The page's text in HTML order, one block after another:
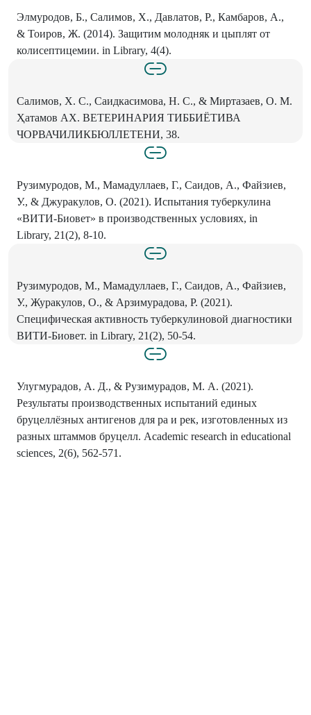
Элмуродов, Б., Салимов, X., Давлатов, P., Камбаров, A.,
& Тоиров, Ж. (2014). Защитим молодняк и цыплят от
колисептицемии. in Library, 4(4).
Салимов, X. С., Саидкасимова, Н. С., & Миртазаев, О. М.
Ҳатамов АХ. ВЕТЕРИНАРИЯ ТИББИЁТИВА
ЧОРВАЧИЛИКБЮЛЛЕТЕНИ, 38.
Рузимуродов, М., Мамадуллаев, Г., Саидов, А., Файзиев,
У., & Джуракулов, О. (2021). Испытания туберкулина
«ВИТИ-Биовет» в производственных условиях, in
Library, 21(2), 8-10.
Рузимуродов, М., Мамадуллаев, Г., Саидов, А., Файзиев,
У., Журакулов, О., & Арзимурадова, Р. (2021).
Специфическая активность туберкулиновой диагностики
ВИТИ-Биовет. in Library, 21(2), 50-54.
Улугмурадов, А. Д., & Рузимурадов, М. А. (2021).
Результаты производственных испытаний единых
бруцеллёзных антигенов для ра и рек, изготовленных из
разных штаммов бруцелл. Academic research in educational
sciences, 2(6), 562-571.